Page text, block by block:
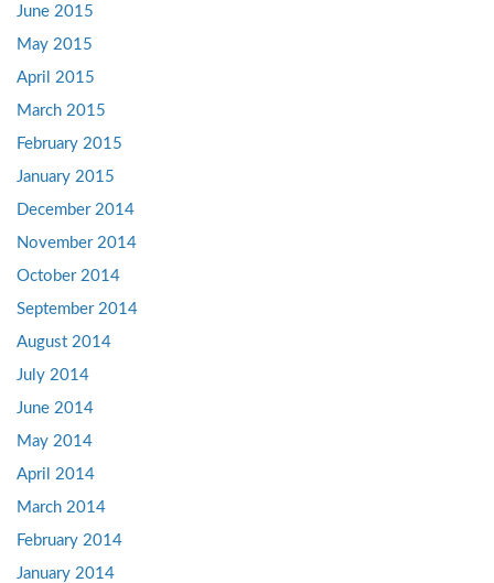
June 2015
May 2015
April 2015
March 2015
February 2015
January 2015
December 2014
November 2014
October 2014
September 2014
August 2014
July 2014
June 2014
May 2014
April 2014
March 2014
February 2014
January 2014